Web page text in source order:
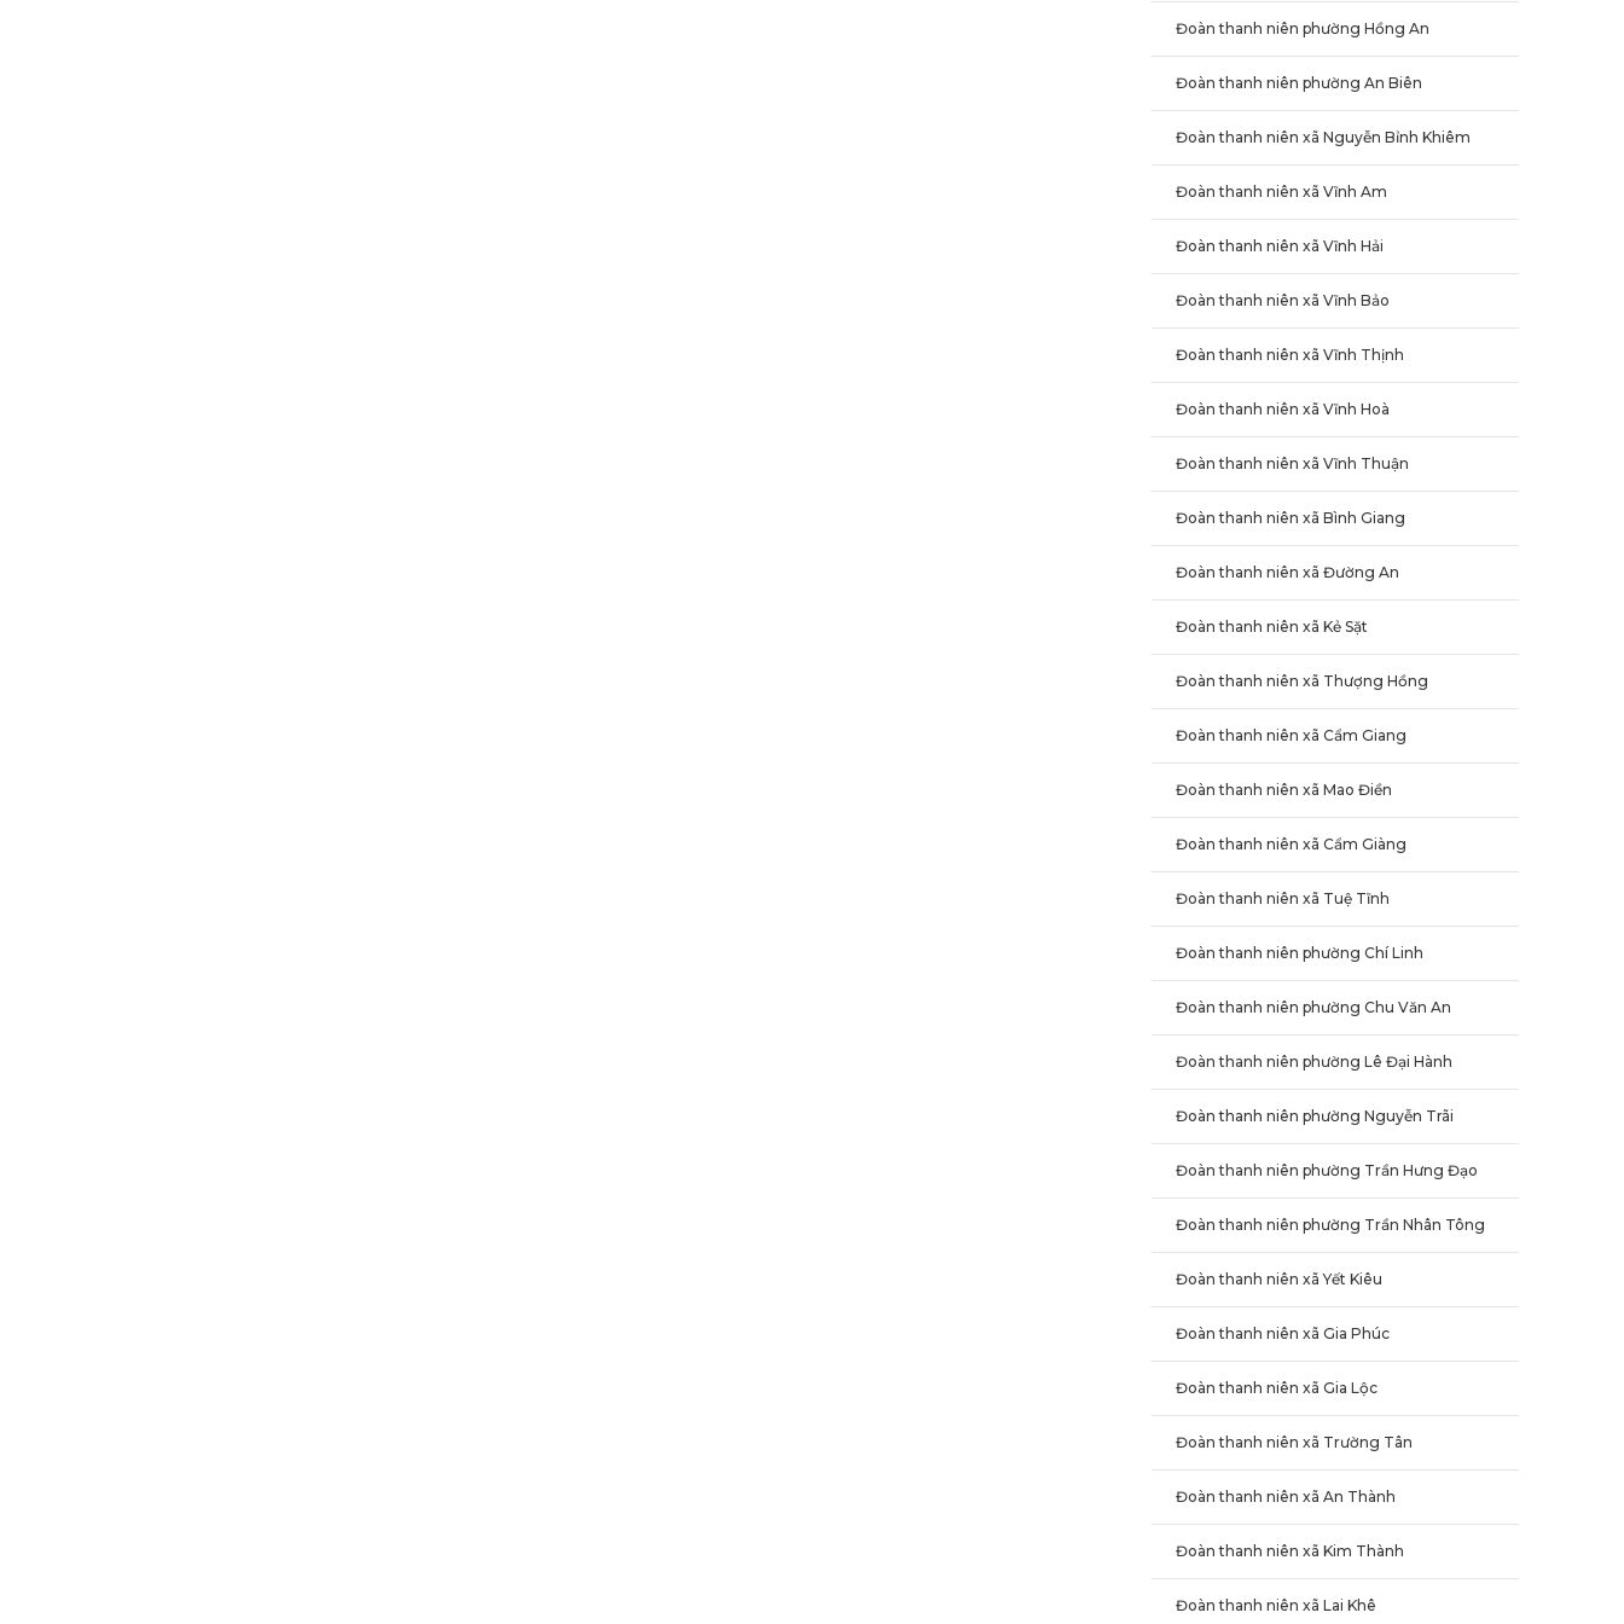
Đoàn thanh niên phường Hồng An
Đoàn thanh niên phường An Biên
Đoàn thanh niên xã Nguyễn Bỉnh Khiêm
Đoàn thanh niên xã Vĩnh Am
Đoàn thanh niên xã Vĩnh Hải
Đoàn thanh niên xã Vĩnh Bảo
Đoàn thanh niên xã Vĩnh Thịnh
Đoàn thanh niên xã Vĩnh Hoà
Đoàn thanh niên xã Vĩnh Thuận
Đoàn thanh niên xã Bình Giang
Đoàn thanh niên xã Đường An
Đoàn thanh niên xã Kẻ Sặt
Đoàn thanh niên xã Thượng Hồng
Đoàn thanh niên xã Cẩm Giang
Đoàn thanh niên xã Mao Điền
Đoàn thanh niên xã Cẩm Giàng
Đoàn thanh niên xã Tuệ Tĩnh
Đoàn thanh niên phường Chí Linh
Đoàn thanh niên phường Chu Văn An
Đoàn thanh niên phường Lê Đại Hành
Đoàn thanh niên phường Nguyễn Trãi
Đoàn thanh niên phường Trần Hưng Đạo
Đoàn thanh niên phường Trần Nhân Tông
Đoàn thanh niên xã Yết Kiêu
Đoàn thanh niên xã Gia Phúc
Đoàn thanh niên xã Gia Lộc
Đoàn thanh niên xã Trường Tân
Đoàn thanh niên xã An Thành
Đoàn thanh niên xã Kim Thành
Đoàn thanh niên xã Lai Khê